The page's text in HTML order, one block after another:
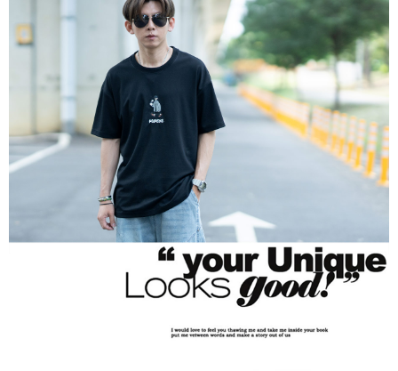
https://aftee.tw/terms/#terms3
３．未成年的使用者請事先徵得法定代理人或監護人之同意方可使用
「AFTEE先享後付」，若未經同意申辦者引起之損失，本公司不負相關責
４．使用「AFTEE先享後付」時，將依據個別帳號之用戶狀況，依本公司即
時審查核予不同之上限額度；若仍有額度不足之情形，本公司將視審查結果
請求用戶進行身份認證。
５．嚴禁一人註冊多個帳號或使用他人資訊註冊。若發現惡意使用之情形，
恩沛科技股份有限公司將有權停止該用戶之使用額度並採取法律行動。